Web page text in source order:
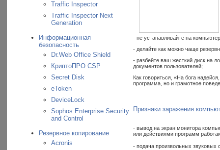
Traffic Inspector
Traffic Inspector Next
Generation
Информационная
безопасность
Dr.Web Office Shield
КриптоПРО CSP
Secret Disk
eToken
DeviceLock
Sophos Enterprise Security
and Control
Резервное копирование
Acronis
- не устанавливайте на
- делайте как можно чаще
- разбейте ваш жесткий диск на
документов пользователей;
Как говориться, «На бога
программа, но и грамотное
Признаки заражения
- вывод на экран монитора
или действиями программ
- подача произвольных звуковых